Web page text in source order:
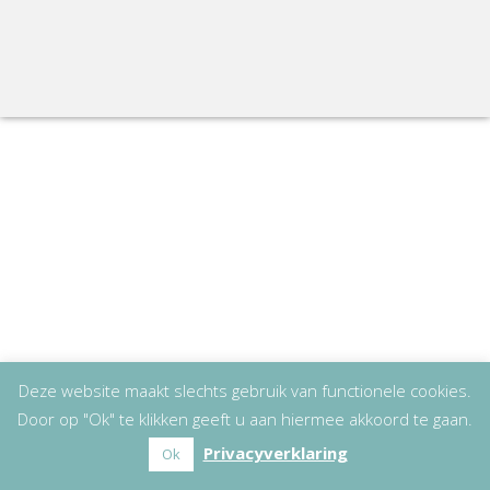
Deze website maakt slechts gebruik van functionele cookies.
Door op "Ok" te klikken geeft u aan hiermee akkoord te gaan.
Ok Privacyverklaring